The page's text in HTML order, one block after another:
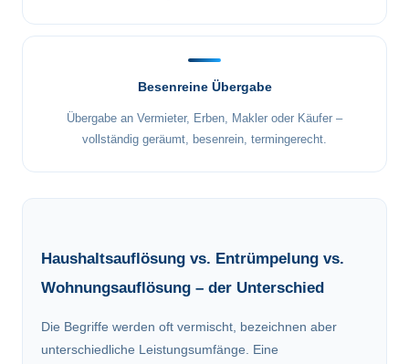
Besenreine Übergabe
Übergabe an Vermieter, Erben, Makler oder Käufer –
vollständig geräumt, besenrein, termingerecht.
Haushaltsauflösung vs. Entrümpelung vs.
Wohnungsauflösung – der Unterschied
Die Begriffe werden oft vermischt, bezeichnen aber
unterschiedliche Leistungsumfänge. Eine